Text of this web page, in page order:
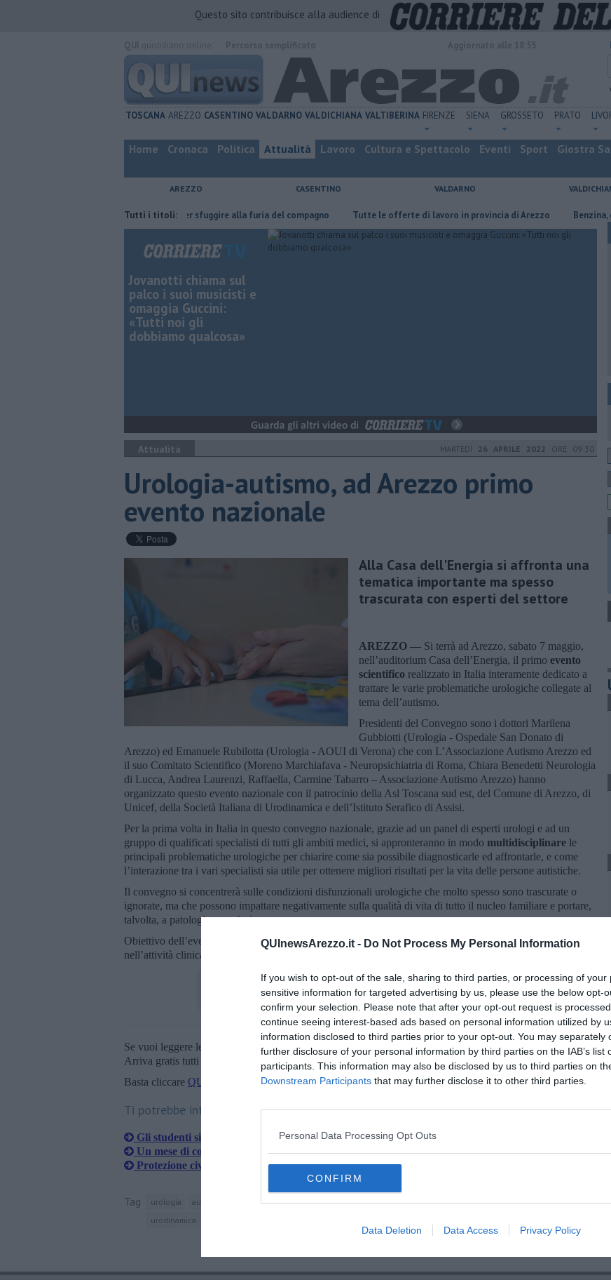
QUInewsArezzo.it - Do Not Process My Personal Information
If you wish to opt-out of the sale, sharing to third parties, or processing of your
sensitive information for targeted advertising by us, please use the below opt-
confirm your selection. Please note that after your opt-out request is
continue seeing interest-based ads based on personal information utilized by
information disclosed to third parties prior to your opt-out. You may separately
further disclosure of your personal information by third parties on the IAB’s list
participants. This information may also be disclosed by us to third parties on
Downstream Participants that may further disclose it to other third parties.
Personal Data Processing Opt Outs
CONFIRM
Data Deletion Data Access Privacy Policy
Questo sito contribuisce alla audience di
TOSCANA AREZZO CASENTINO VALDARNO VALDICHIANA VALTIBERINA FIRENZE SIENA GROSSETO PRATO
Home Cronaca Politica Attualità Lavoro Cultura e Spettacolo Eventi Sport Giostra
AREZZO CASENTINO VALDARNO
Tutti i titoli:
Nascosta in un bar per sfuggire alla furia del compagno ​Tutte le offerte di lavoro in provincia di Arezzo ​Benzina, gasolio,
Jovanotti chiama sul
palco i suoi musicisti e
omaggia Guccini:
«Tutti noi gli
dobbiamo qualcosa»
Attualità MARTEDÌ 26 APRILE 2022 ORE 09:30
Urologia-autismo, ad Arezzo primo
evento nazionale
Alla Casa dell'Energia si affronta una
tematica importante ma spesso
trascurata con esperti del settore
AREZZO — Si terrà ad Arezzo, sabato 7 maggio,
nell’auditorium Casa dell’Energia, il primo evento
scientifico realizzato in Italia interamente dedicato a
trattare le varie problematiche urologiche collegate al
tema dell’autismo.
Presidenti del Convegno sono i dottori Marilena
Gubbiotti (Urologia - Ospedale San Donato di
Arezzo) ed Emanuele Rubilotta (Urologia - AOUI di Verona) che con L’Associazione Autismo Arezzo ed
il suo Comitato Scientifico (Moreno Marchiafava - Neuropsichiatria di Roma, Chiara Benedetti Neurologia
di Lucca, Andrea Laurenzi, Raffaella, Carmine Tabarro – Associazione Autismo Arezzo) hanno
organizzato questo evento nazionale con il patrocinio della Asl Toscana sud est, del Comune di Arezzo, di
Unicef, della Società Italiana di Urodinamica e dell’Istituto Serafico di Assisi.
Per la prima volta in Italia in questo convegno nazionale, grazie ad un panel di esperti urologi e ad un
gruppo di qualificati specialisti di tutti gli ambiti medici, si appronteranno in modo multidisciplinare le
principali problematiche urologiche per chiarire come sia possibile diagnosticarle ed affrontarle, e come
l’interazione tra i vari specialisti sia utile per ottenere migliori risultati per la vita delle persone autistiche.
Il convegno si concentrerà sulle condizioni disfunzionali urologiche che molto spesso sono trascurate o
ignorate, ma che possono impattare negativamente sulla qualità di vita di tutto il nucleo familiare e portare,
talvolta, a patologie maggiori.
Obiettivo dell’evento è quindi offrire un’opportunità diaggiornamento scientificocon riflessi concreti
nell’attività clinica quotidiana per medici, infermieri e personale specializzato.
Se vuoi leggere le notizie principali della Toscana iscriviti alla
Newsletter QUInews - ToscanaMedia.
Arriva gratis tutti i giorni alle 20:00 direttamente nella tua casella di posta.
Basta cliccare QUI
Ti potrebbe interessare anche:
Gli studenti si confrontano con l'autismo
Un mese di corsa o in bici per Autismo Arezzo
Protezione civile aretina a lezione sull'autismo
Tag urologia autismo ospedale san donato verona roma neurologia lucca il tabarro
unicef
urodinamica